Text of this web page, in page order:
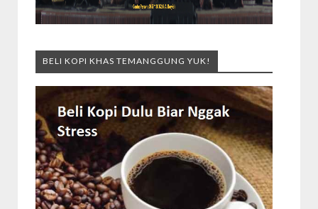
BELI KOPI KHAS TEMANGGUNG YUK!